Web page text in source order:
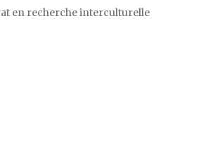
en recherche interculturelle